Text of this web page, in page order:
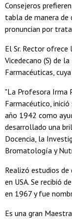
Consejeros
tabla de manera de
pronuncian por
El Sr. Rector
Vicedecano (S) de
Farmacéuticas,
"La Profesora Irma
Farmacéutico,
año 1942 como
desarrollado una
Docencia, la
Bromatología y
Realizó estudios de
en USA. Se recibió
en 1967 y fue
Es una gran